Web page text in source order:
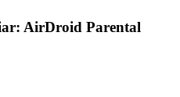
AirDroid Parental